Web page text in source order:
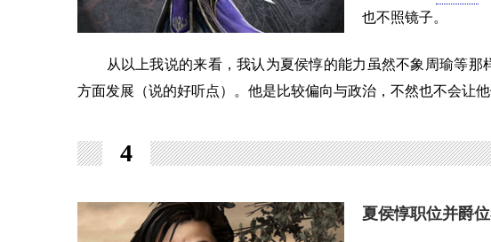
也不照镜子。
从以上我说的来看，我认为夏侯惇的能力虽然不象周瑜等那
方面发展（说的好听点）。他是比较偏向与政治，不然也不会让他
4
夏侯惇职位并爵